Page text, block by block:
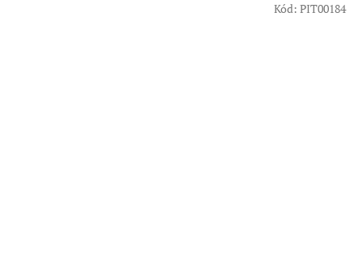
Kód: PIT00184